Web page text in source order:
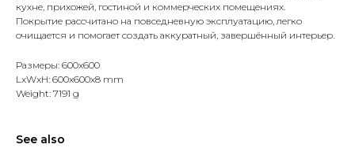
кухне, прихожей, гостиной и коммерческих помещениях.
Покрытие рассчитано на повседневную эксплуатацию, легко
очищается и помогает создать аккуратный, завершённый интерьер.
Размеры: 600x600
LxWxH: 600x600x8 mm
Weight: 7191 g
See also